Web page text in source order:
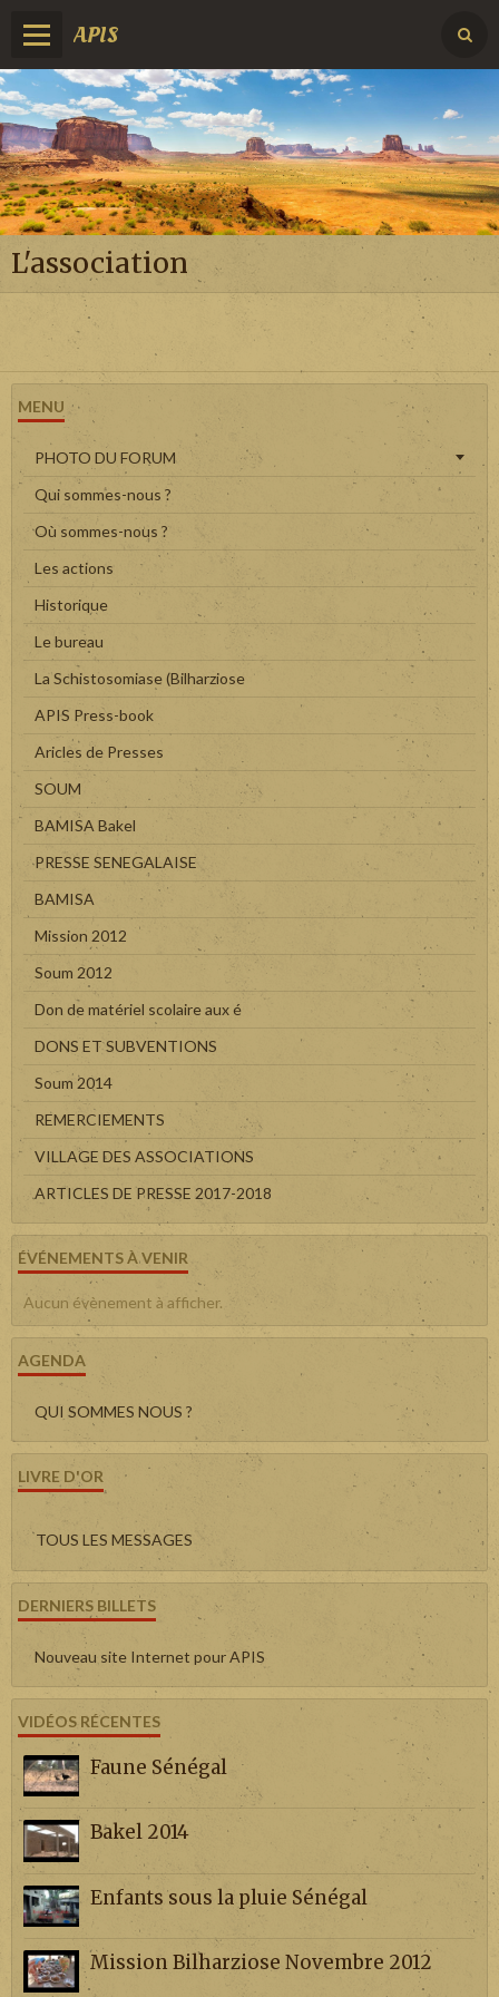
APIS
L'association
MENU
PHOTO DU FORUM
Qui sommes-nous ?
Où sommes-nous ?
Les actions
Historique
Le bureau
La Schistosomiase (Bilharziose
APIS Press-book
Aricles de Presses
SOUM
BAMISA Bakel
PRESSE SENEGALAISE
BAMISA
Mission 2012
Soum 2012
Don de matériel scolaire aux é
DONS ET SUBVENTIONS
Soum 2014
REMERCIEMENTS
VILLAGE DES ASSOCIATIONS
ARTICLES DE PRESSE 2017-2018
ÉVÉNEMENTS À VENIR
Aucun évènement à afficher.
AGENDA
QUI SOMMES NOUS ?
LIVRE D'OR
TOUS LES MESSAGES
DERNIERS BILLETS
Nouveau site Internet pour APIS
VIDÉOS RÉCENTES
Faune Sénégal
Bakel 2014
Enfants sous la pluie Sénégal
Mission Bilharziose Novembre 2012